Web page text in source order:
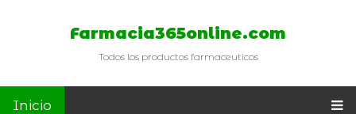
Farmacia365online.com
Todos los productos farmaceuticos
Inicio